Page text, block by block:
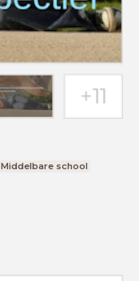
Middelbare school